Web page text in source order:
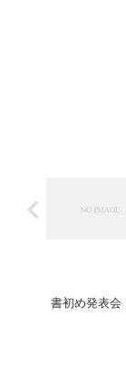
書初め発表会